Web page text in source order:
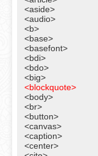
<aside>
<audio>
<b>
<base>
<basefont>
<bdi>
<bdo>
<big>
<blockquote>
<body>
<br>
<button>
<canvas>
<caption>
<center>